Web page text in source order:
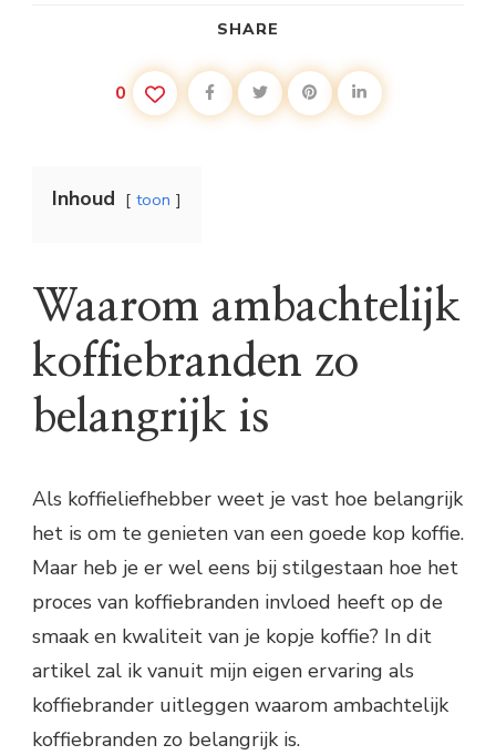
SHARE
0
Inhoud toon
Waarom ambachtelijk
koffiebranden zo
belangrijk is
Als koffieliefhebber weet je vast hoe belangrijk
het is om te genieten van een goede kop koffie.
Maar heb je er wel eens bij stilgestaan hoe het
proces van koffiebranden invloed heeft op de
smaak en kwaliteit van je kopje koffie? In dit
artikel zal ik vanuit mijn eigen ervaring als
koffiebrander uitleggen waarom ambachtelijk
koffiebranden zo belangrijk is.